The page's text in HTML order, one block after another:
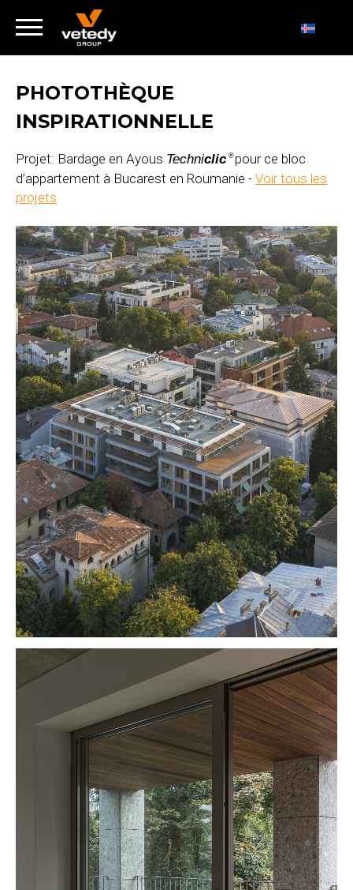
PHOTOTHÈQUE
INSPIRATIONNELLE
Projet: Bardage en Ayous Techniclic ®pour ce bloc
d’appartement à Bucarest en Roumanie - Voir tous les
projets